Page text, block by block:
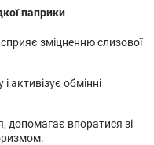
паприки
зміцненню слизової
активізує обмінні
допомагає впоратися зі